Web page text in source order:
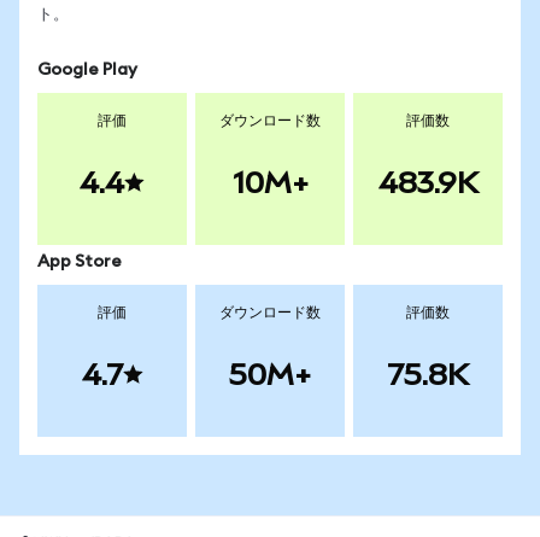
ト。
Google Play
評価
4.4
ダウンロード数
10M+
評価数
483.9K
App Store
評価
4.7
ダウンロード数
50M+
評価数
75.8K